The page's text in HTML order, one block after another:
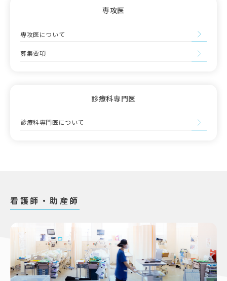
専攻医
専攻医について
募集要項
診療科専門医
診療科専門医について
看護師・助産師